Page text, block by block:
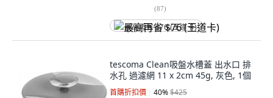
(87)
最高再省 $76 (王道卡)
tescoma Clean吸盤水槽蓋 出水口 排
水孔 過濾網 11 x 2cm 45g, 灰色, 1個
首購折扣價 40%$425